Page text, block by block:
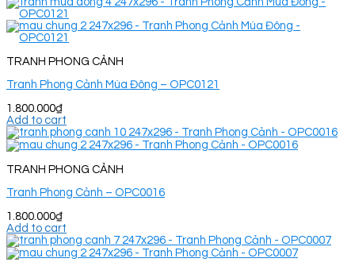
TRANH PHONG CẢNH
Tranh Phong Cảnh Mùa Đông – OPC0121
1.800.000₫
Add to cart
TRANH PHONG CẢNH
Tranh Phong Cảnh – OPC0016
1.800.000₫
Add to cart